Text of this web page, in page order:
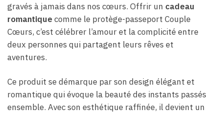
gravés à jamais dans nos cœurs. Offrir un cadeau
romantiquecomme le protège-passeport Couple
Cœurs, c’est célébrer l’amour et la complicité entre
deux personnes qui partagent leurs rêves et
aventures.
Ce produit se démarque par son design élégant et
romantique qui évoque la beauté des instants passés
ensemble. Avec son esthétique raffinée, il devient un